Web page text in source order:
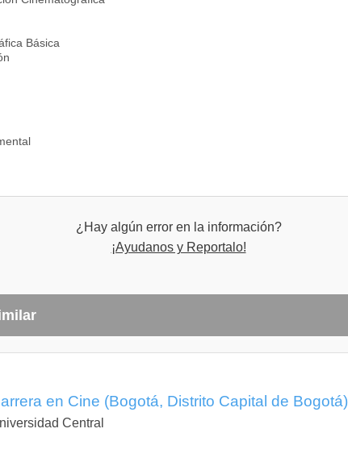
Básica
en Escena I
II
¿Hay algún error en la información?
¡Ayudanos y Reportalo!
en Cine (Bogotá, Distrito Capital de Bogotá)
Central